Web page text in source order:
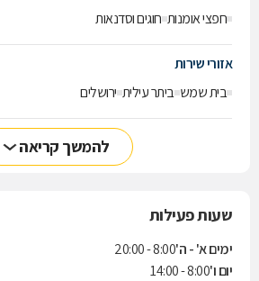
חפצי אומנות חוגים וסדנאות
אזורי שירות
בית שמש ביתר עילית ירושלים
להמשך קריאה
שעות פעילות
ימים א' - ה'8:00 - 20:00
יום ו'8:00 - 14:00